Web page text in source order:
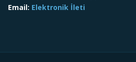
Email: Elektronik İleti